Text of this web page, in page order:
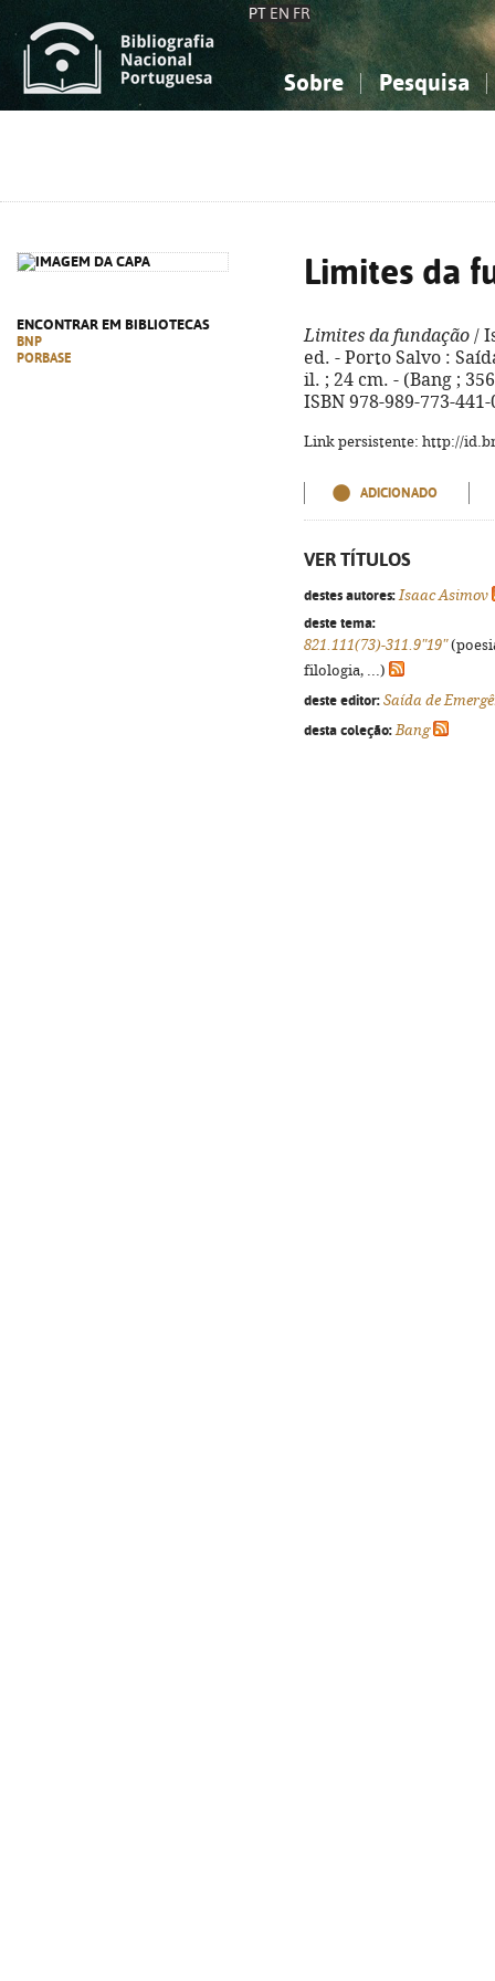
PT EN FR
Sobre Pesquisa
ENCONTRAR EM BIBLIOTECAS
BNP
PORBASE
Limites da
Limites da fundação /
ed. - Porto Salvo :
il. ; 24 cm. - (Bang ;
ISBN 978-989-773-441-
Link persistente: http://
ADICIONADO
VER TÍTULOS
destes autores: Isaac Asimov
deste tema:
821.111(73)-311.9"19"
filologia, ...)
deste editor: Saída de
desta coleção: Bang